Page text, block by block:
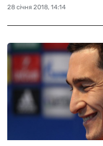
28 січня 2018, 14:14